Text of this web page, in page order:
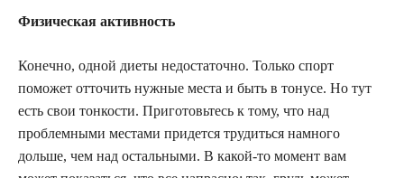
Физическая активность
Конечно, одной диеты недостаточно. Только спорт
поможет отточить нужные места и быть в тонусе. Но тут
есть свои тонкости. Приготовьтесь к тому, что над
проблемными местами придется трудиться намного
дольше, чем над остальными. В какой-то момент вам